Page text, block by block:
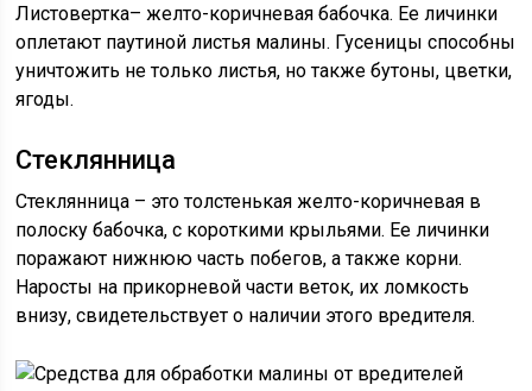
Листовертка– желто-коричневая бабочка. Ее личинки
оплетают паутиной листья малины. Гусеницы способны
уничтожить не только листья, но также бутоны, цветки,
ягоды.
Стеклянница
Стеклянница – это толстенькая желто-коричневая в
полоску бабочка, с короткими крыльями. Ее личинки
поражают нижнюю часть побегов, а также корни.
Наросты на прикорневой части веток, их ломкость
внизу, свидетельствует о наличии этого вредителя.